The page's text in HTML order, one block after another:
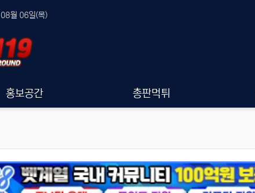
08월 06일(목)
홍보공간 총판먹튀